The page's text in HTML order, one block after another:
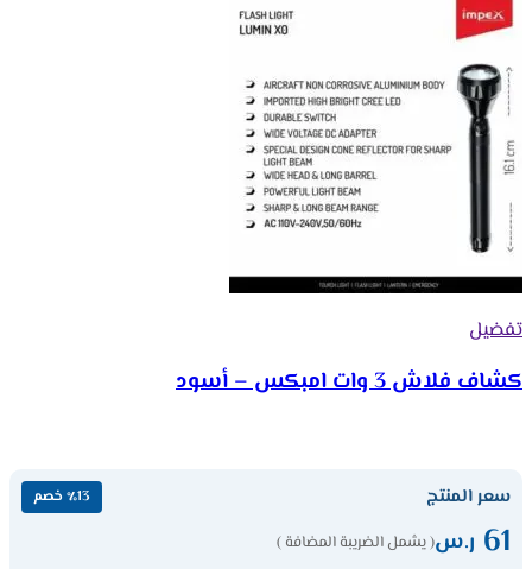
تفضيل
كشاف فلاش 3 وات امبكس – أسود
سعر المنتج ٪13 خصم
61 ر.س( يشمل الضريبة المضافة )